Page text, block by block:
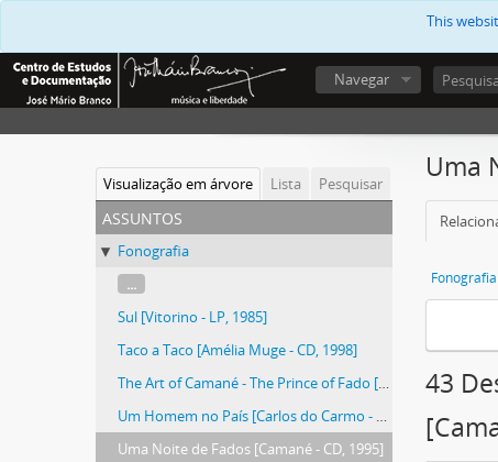
This
Navegar
Visualização em árvore Lista Pesquisar
assuntos
Fonografia
...
Sul [Vitorino - LP, 1985]
Taco a Taco [Amélia Muge - CD, 1998]
The Art of Camané - The Prince of Fado [Camané - CD, 2003]
Um Homem no País [Carlos do Carmo - LP, 1983]
Uma Noite de Fados [Camané - CD, 1995]
Uma
Fonografia
43